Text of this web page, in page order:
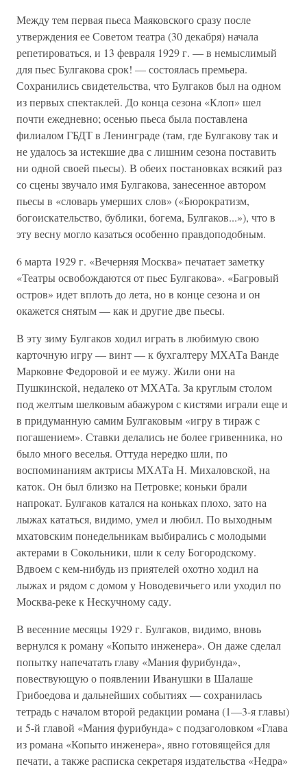
Между тем первая пьеса Маяковского сразу после
утверждения ее Советом театра (30 декабря) начала
репетироваться, и 13 февраля 1929 г. — в немыслимый
для пьес Булгакова срок! — состоялась премьера.
Сохранились свидетельства, что Булгаков был на одном
из первых спектаклей. До конца сезона «Клоп» шел
почти ежедневно; осенью пьеса была поставлена
филиалом ГБДТ в Ленинграде (там, где Булгакову так и
не удалось за истекшие два с лишним сезона поставить
ни одной своей пьесы). В обеих постановках всякий раз
со сцены звучало имя Булгакова, занесенное автором
пьесы в «словарь умерших слов» («Бюрократизм,
богоискательство, бублики, богема, Булгаков...»), что в
эту весну могло казаться особенно правдоподобным.
6 марта 1929 г. «Вечерняя Москва» печатает заметку
«Театры освобождаются от пьес Булгакова». «Багровый
остров» идет вплоть до лета, но в конце сезона и он
окажется снятым — как и другие две пьесы.
В эту зиму Булгаков ходил играть в любимую свою
карточную игру — винт — к бухгалтеру МХАТа Ванде
Марковне Федоровой и ее мужу. Жили они на
Пушкинской, недалеко от МХАТа. За круглым столом
под желтым шелковым абажуром с кистями играли еще и
в придуманную самим Булгаковым «игру в тираж с
погашением». Ставки делались не более гривенника, но
было много веселья. Оттуда нередко шли, по
воспоминаниям актрисы МХАТа Н. Михаловской, на
каток. Он был близко на Петровке; коньки брали
напрокат. Булгаков катался на коньках плохо, зато на
лыжах кататься, видимо, умел и любил. По выходным
мхатовским понедельникам выбирались с молодыми
актерами в Сокольники, шли к селу Богородскому.
Вдвоем с кем-нибудь из приятелей охотно ходил на
лыжах и рядом с домом у Новодевичьего или уходил по
Москва-реке к Нескучному саду.
В весенние месяцы 1929 г. Булгаков, видимо, вновь
вернулся к роману «Копыто инженера». Он даже сделал
попытку напечатать главу «Мания фурибунда»,
повествующую о появлении Иванушки в Шалаше
Грибоедова и дальнейших событиях — сохранилась
тетрадь с началом второй редакции романа (1—3-я главы)
и 5-й главой «Мания фурибунда» с подзаголовком «Глава
из романа «Копыто инженера», явно готовящейся для
печати, а также расписка секретаря издательства «Недра»